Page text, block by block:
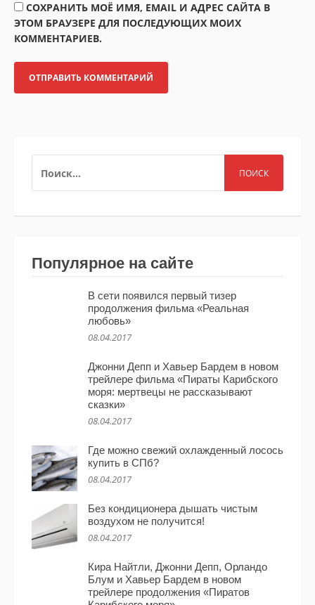
СОХРАНИТЬ МОЁ ИМЯ, EMAIL И АДРЕС САЙТА В
ЭТОМ БРАУЗЕРЕ ДЛЯ ПОСЛЕДУЮЩИХ МОИХ
КОММЕНТАРИЕВ.
Популярное на сайте
В сети появился первый тизер
продолжения фильма «Реальная
любовь»
08.04.2017
Джонни Депп и Хавьер Бардем в новом
трейлере фильма «Пираты Карибского
моря: мертвецы не рассказывают
сказки»
08.04.2017
Где можно свежий охлажденный лосось
купить в СПб?
08.04.2017
Без кондиционера дышать чистым
воздухом не получится!
08.04.2017
Кира Найтли, Джонни Депп, Орландо
Блум и Хавьер Бардем в новом
трейлере продолжения «Пиратов